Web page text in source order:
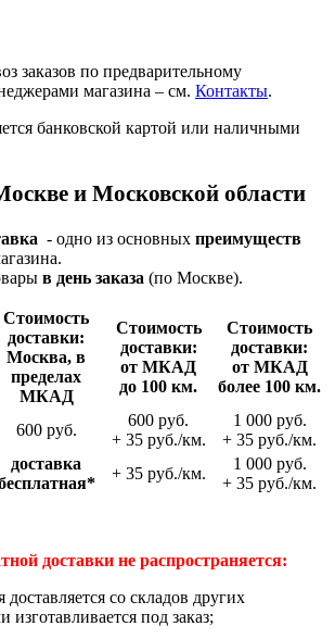
заказов по предварительному
магазина – см. Контакты.
банковской картой или наличными
и Московской области
- одно из основных преимуществ
в день заказа (по Москве).
Стои­мость
доставки:
Москва, в
пределах
МКАД
Стои­мость
доставки:
от МКАД
до 100 км.
Стои­мость
доставки:
от МКАД
более 100 км.
600 руб.
600 руб.
+ 35 руб./км.
1 000 руб.
+ 35 руб./км.
доставка
+ 35 руб./км.
1 000 руб.
+ 35 руб./км.
доставки не распространяется:
доставляется со складов других
изготавливается под заказ;